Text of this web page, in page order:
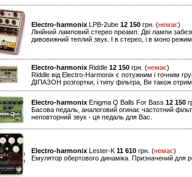
Electro-harmonix LPB-2ube 12 150 грн. (немає)
Лінійний ламповий стерео преамп. Дві лампи
дивовижний теплий звук. І в стерео, і в моно
Electro-harmonix Riddle 12 150 грн. (немає)
Riddle від Electro-Harmonix є потужним і точним
ДІПАЗОН розгортки, і типу фільтра, Ви також
Electro-harmonix Enigma Q Balls For Bass 12 150
Басова педаль, аналоговий огинає частотний
неповторний звук - ця педаль для Вас.
Electro-harmonix Lester-K 11 610 грн. (немає)
Емулятор обертового динаміка. Призначений для